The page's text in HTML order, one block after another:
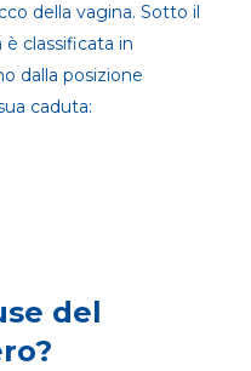
della vagina. Sotto il
classificata in
dalla posizione
caduta:
del